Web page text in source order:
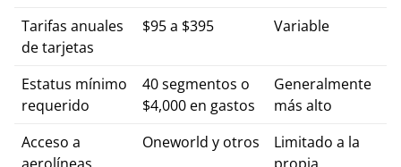
Tarifas anuales
de tarjetas
$95 a $395 Variable
Estatus mínimo
requerido
40 segmentos o
$4,000 en gastos
Generalmente
más alto
Acceso a
Oneworld y otros
Limitado a la